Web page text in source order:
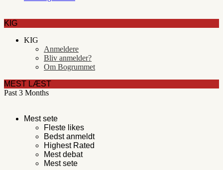
KIG
KIG
Anmeldere
Bliv anmelder?
Om Bogrummet
MEST LÆST
Past 3 Months
Mest sete
Fleste likes
Bedst anmeldt
Highest Rated
Mest debat
Mest sete